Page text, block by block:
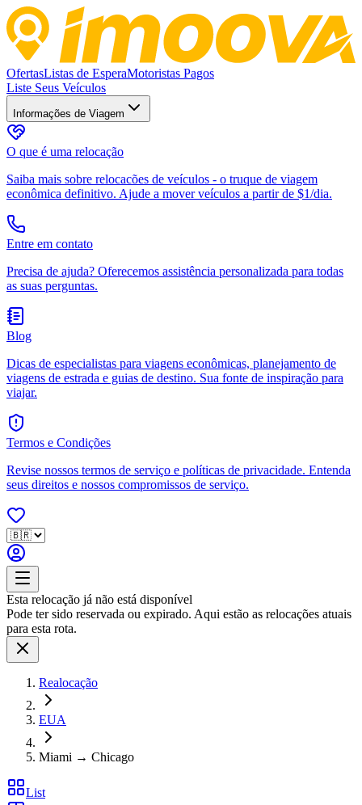
OfertasListas de EsperaMotoristas Pagos
Liste Seus Veículos
Informações de Viagem
O que é uma relocação
Saiba mais sobre relocacões de veículos - o truque de viagem
econômica definitivo. Ajude a mover veículos a partir de $1/dia.
Entre em contato
Precisa de ajuda? Oferecemos assistência personalizada para todas
as suas perguntas.
Blog
Dicas de especialistas para viagens econômicas, planejamento de
viagens de estrada e guias de destino. Sua fonte de inspiração para
viajar.
Termos e Condições
Revise nossos termos de serviço e políticas de privacidade. Entenda
seus direitos e nossos compromissos de serviço.
Esta relocação já não está disponível
Pode ter sido reservada ou expirado. Aqui estão as relocações atuais
para esta rota.
Realocação
EUA
Miami → Chicago
List